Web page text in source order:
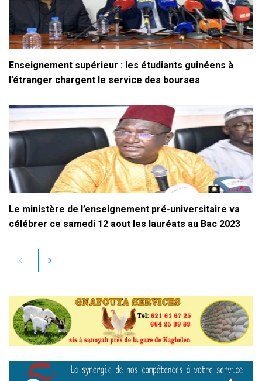
Enseignement supérieur : les étudiants guinéens à
l’étranger chargent le service des bourses
Le ministère de l’enseignement pré-universitaire va
célébrer ce samedi 12 aout les lauréats au Bac 2023